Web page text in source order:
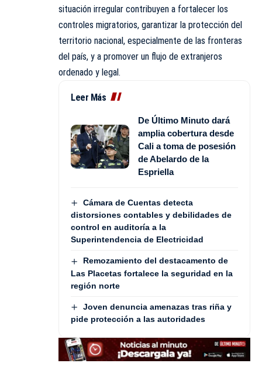
situación irregular contribuyen a fortalecer los
controles migratorios, garantizar la protección del
territorio nacional, especialmente de las fronteras
del país, y a promover un flujo de extranjeros
ordenado y legal.
Leer Más
De Último Minuto dará
amplia cobertura desde
Cali a toma de posesión
de Abelardo de la
Espriella
Cámara de Cuentas detecta
distorsiones contables y debilidades de
control en auditoría a la
Superintendencia de Electricidad
Remozamiento del destacamento de
Las Placetas fortalece la seguridad en la
región norte
Joven denuncia amenazas tras riña y
pide protección a las autoridades